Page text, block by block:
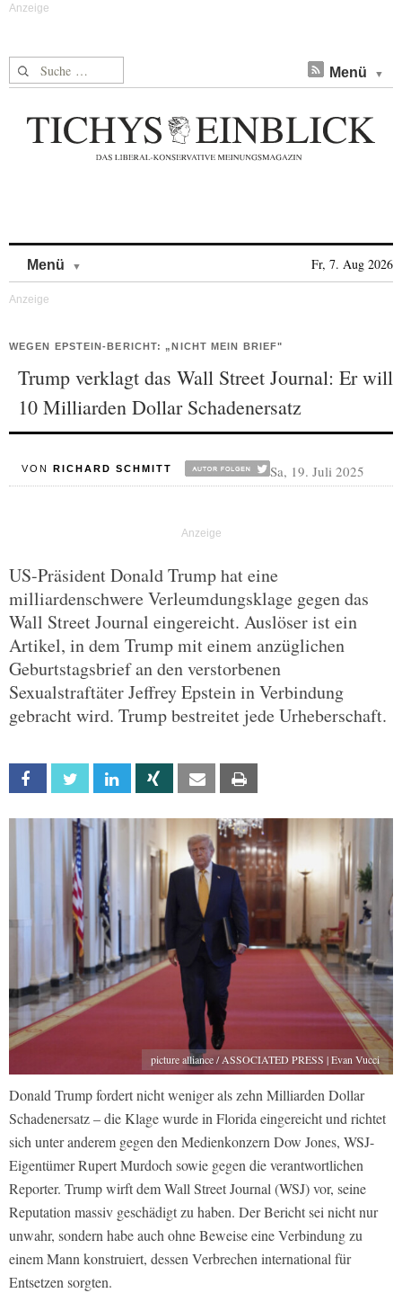
Suche nach: Menü
Menü Fr, 7. Aug 2026
WEGEN EPSTEIN-BERICHT: „NICHT MEIN BRIEF"
Trump verklagt das Wall Street Journal: Er will
10 Milliarden Dollar Schadenersatz
VON RICHARD SCHMITT Sa, 19. Juli 2025
US-Präsident Donald Trump hat eine
milliardenschwere Verleumdungsklage gegen das
Wall Street Journal eingereicht. Auslöser ist ein
Artikel, in dem Trump mit einem anzüglichen
Geburtstagsbrief an den verstorbenen
Sexualstraftäter Jeffrey Epstein in Verbindung
gebracht wird. Trump bestreitet jede Urheberschaft.
Facebook Twitter Linkedin Xing Email
picture alliance / ASSOCIATED PRESS | Evan Vucci
Donald Trump fordert nicht weniger als zehn Milliarden Dollar
Schadenersatz – die Klage wurde in Florida eingereicht und richtet
sich unter anderem gegen den Medienkonzern Dow Jones, WSJ-
Eigentümer Rupert Murdoch sowie gegen die verantwortlichen
Reporter. Trump wirft dem Wall Street Journal (WSJ) vor, seine
Reputation massiv geschädigt zu haben. Der Bericht sei nicht nur
unwahr, sondern habe auch ohne Beweise eine Verbindung zu
einem Mann konstruiert, dessen Verbrechen international für
Entsetzen sorgten.